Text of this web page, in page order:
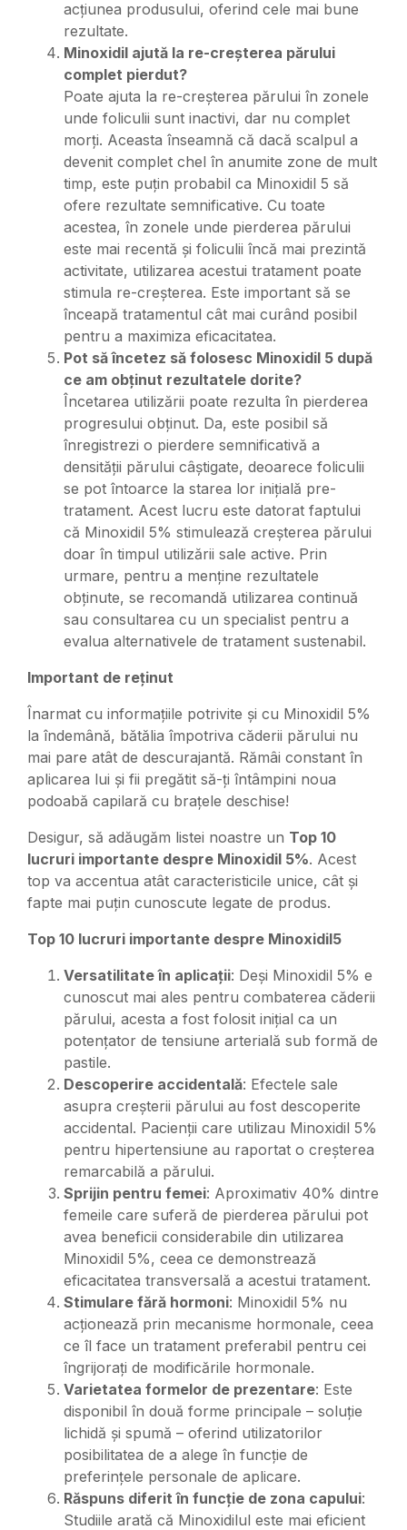
acțiunea produsului, oferind cele mai bune
rezultate.
Minoxidil ajută la re-creșterea părului
complet pierdut?
Poate ajuta la re-creșterea părului în zonele
unde foliculii sunt inactivi, dar nu complet
morți. Aceasta înseamnă că dacă scalpul a
devenit complet chel în anumite zone de mult
timp, este puțin probabil ca Minoxidil 5 să
ofere rezultate semnificative. Cu toate
acestea, în zonele unde pierderea părului
este mai recentă și foliculii încă mai prezintă
activitate, utilizarea acestui tratament poate
stimula re-creșterea. Este important să se
înceapă tratamentul cât mai curând posibil
pentru a maximiza eficacitatea.
Pot să încetez să folosesc Minoxidil 5 după
ce am obținut rezultatele dorite?
Încetarea utilizării poate rezulta în pierderea
progresului obținut. Da, este posibil să
înregistrezi o pierdere semnificativă a
densității părului câștigate, deoarece foliculii
se pot întoarce la starea lor inițială pre-
tratament. Acest lucru este datorat faptului
că Minoxidil 5% stimulează creșterea părului
doar în timpul utilizării sale active. Prin
urmare, pentru a menține rezultatele
obținute, se recomandă utilizarea continuă
sau consultarea cu un specialist pentru a
evalua alternativele de tratament sustenabil.
Important de reținut
Înarmat cu informațiile potrivite și cu Minoxidil 5%
la îndemână, bătălia împotriva căderii părului nu
mai pare atât de descurajantă. Rămâi constant în
aplicarea lui și fii pregătit să-ți întâmpini noua
podoabă capilară cu brațele deschise!
Desigur, să adăugăm listei noastre un Top 10
lucruri importante despre Minoxidil 5%. Acest
top va accentua atât caracteristicile unice, cât și
fapte mai puțin cunoscute legate de produs.
Top 10 lucruri importante despre Minoxidil5
Versatilitate în aplicații: Deși Minoxidil 5% e
cunoscut mai ales pentru combaterea căderii
părului, acesta a fost folosit inițial ca un
potențator de tensiune arterială sub formă de
pastile.
Descoperire accidentală: Efectele sale
asupra creșterii părului au fost descoperite
accidental. Pacienții care utilizau Minoxidil 5%
pentru hipertensiune au raportat o creșterea
remarcabilă a părului.
Sprijin pentru femei: Aproximativ 40% dintre
femeile care suferă de pierderea părului pot
avea beneficii considerabile din utilizarea
Minoxidil 5%, ceea ce demonstrează
eficacitatea transversală a acestui tratament.
Stimulare fără hormoni: Minoxidil 5% nu
acționează prin mecanisme hormonale, ceea
ce îl face un tratament preferabil pentru cei
îngrijorați de modificările hormonale.
Varietatea formelor de prezentare: Este
disponibil în două forme principale – soluție
lichidă și spumă – oferind utilizatorilor
posibilitatea de a alege în funcție de
preferințele personale de aplicare.
Răspuns diferit în funcție de zona capului:
Studiile arată că Minoxidilul este mai eficient